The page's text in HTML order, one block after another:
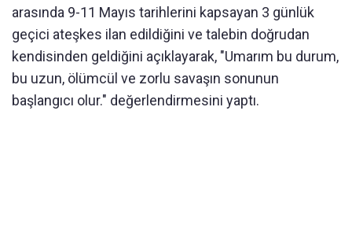
arasında 9-11 Mayıs tarihlerini kapsayan 3 günlük
geçici ateşkes ilan edildiğini ve talebin doğrudan
kendisinden geldiğini açıklayarak, "Umarım bu durum,
bu uzun, ölümcül ve zorlu savaşın sonunun
başlangıcı olur." değerlendirmesini yaptı.